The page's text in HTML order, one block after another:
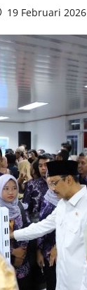
19 Februari 2026